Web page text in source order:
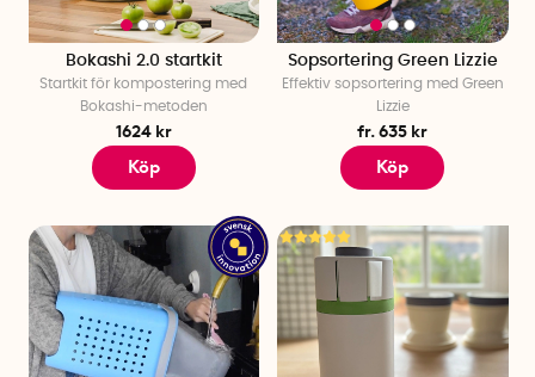
Bokashi 2.0 startkit
Startkit för kompostering med
Bokashi-metoden
1624 kr
Köp
Sopsortering Green Lizzie
Effektiv sopsortering med Green
Lizzie
fr. 635 kr
Köp